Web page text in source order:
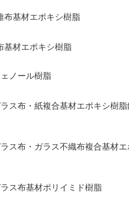
基材エポキシ樹脂
基材エポキシ樹脂
ノール樹脂
ス布・紙複合基材エポキシ樹脂
ス布・ガラス不織布複合基材エ
ス布基材ポリイミド樹脂